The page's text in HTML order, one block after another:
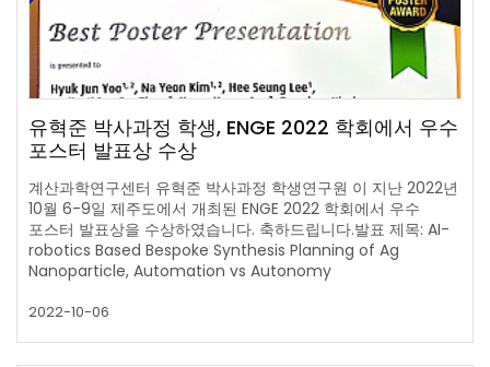
유혁준 박사과정 학생, ENGE 2022 학회에서 우수
포스터 발표상 수상
계산과학연구센터 유혁준 박사과정 학생연구원 이 지난 2022년
10월 6-9일 제주도에서 개최된 ENGE 2022 학회에서 우수
포스터 발표상을 수상하였습니다. 축하드립니다.발표 제목: AI-
robotics Based Bespoke Synthesis Planning of Ag
Nanoparticle, Automation vs Autonomy
2022-10-06